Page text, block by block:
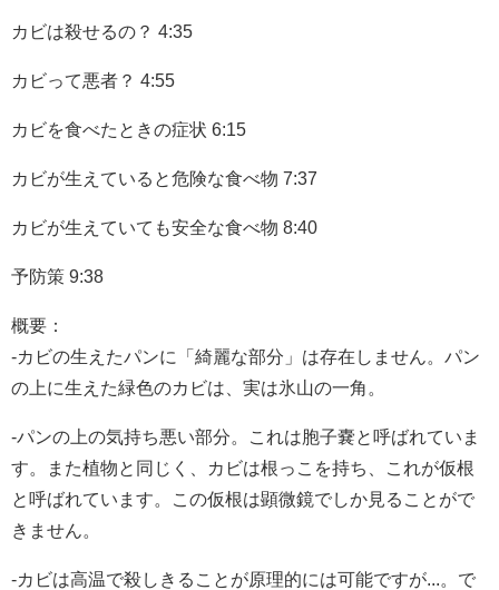
カビは殺せるの？ 4:35
カビって悪者？ 4:55
カビを食べたときの症状 6:15
カビが生えていると危険な食べ物 7:37
カビが生えていても安全な食べ物 8:40
予防策 9:38
概要：
-カビの生えたパンに「綺麗な部分」は存在しません。パン
の上に生えた緑色のカビは、実は氷山の一角。
-パンの上の気持ち悪い部分。これは胞子嚢と呼ばれていま
す。また植物と同じく、カビは根っこを持ち、これが仮根
と呼ばれています。この仮根は顕微鏡でしか見ることがで
きません。
-カビは高温で殺しきることが原理的には可能ですが...。で